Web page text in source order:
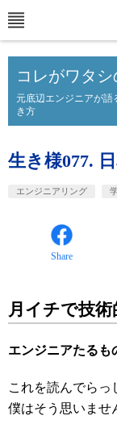
コレがワタ
元底辺エンジニアが語
き方
生き様077.
エンジニアリング
Share
月イチで技
エンジニアたるも
これを読んでらっ
僕はそう思いませ